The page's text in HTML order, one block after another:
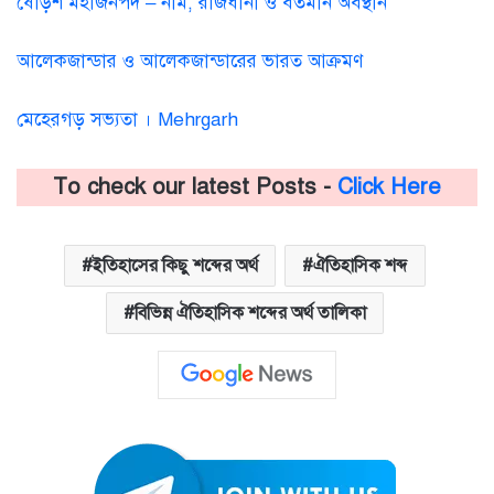
আলেকজান্ডার ও আলেকজান্ডারের ভারত আক্রমণ
মেহেরগড় সভ্যতা । Mehrgarh
To check our latest Posts - Click Here
ইতিহাসের কিছু শব্দের অর্থ ঐতিহাসিক শব্দ
বিভিন্ন ঐতিহাসিক শব্দের অর্থ তালিকা